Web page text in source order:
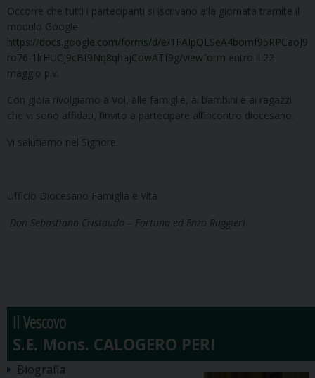
Occorre che tutti i partecipanti si iscrivano alla giornata tramite il
modulo Google
https://docs.google.com/forms/d/e/1FAIpQLSeA4bomf95RPCaoJ9
ro76-1lrHUCj9cBf9Nq8qhajCowATf9g/viewform entro il 22
maggio p.v.
Con gioia rivolgiamo a Voi, alle famiglie, ai bambini e ai ragazzi
che vi sono affidati, l’invito a partecipare all’incontro diocesano.
Vi salutiamo nel Signore.
Ufficio Diocesano Famiglia e Vita
Don Sebastiano Cristaudo – Fortuna ed Enzo Ruggieri
Il Vescovo
Biografia